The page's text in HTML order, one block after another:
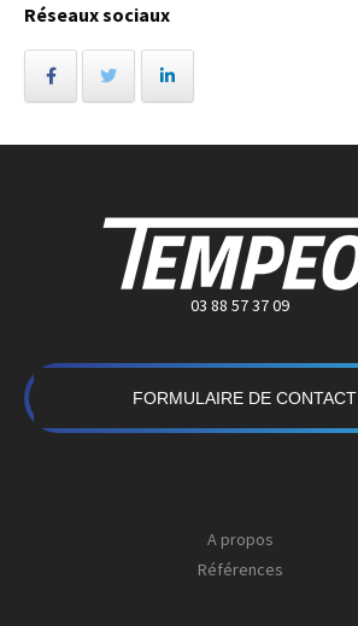
Réseaux sociaux
03 88 57 37 09
FORMULAIRE DE CONTACT
A propos
Références